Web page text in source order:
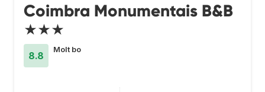
Coimbra Monumentais B&B
★★★
8.8
Molt bo